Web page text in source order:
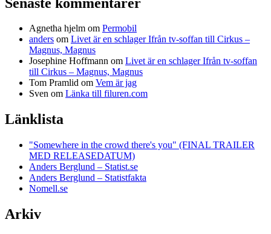
Agnetha hjelm om Permobil
anders om Livet är en schlager Ifrån tv-soffan till Cirkus –
Magnus, Magnus
Josephine Hoffmann om Livet är en schlager Ifrån tv-soffan
till Cirkus – Magnus, Magnus
Tom Pramlid om Vem är jag
Sven om Länka till filuren.com
Länklista
"Somewhere in the crowd there's you" (FINAL TRAILER
MED RELEASEDATUM)
Anders Berglund – Statist.se
Anders Berglund – Statistfakta
Nomell.se
Arkiv